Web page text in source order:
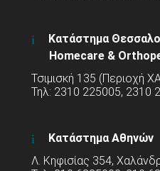
Κατάστημα
Homecare &
Τσιμισκή 135 (Περιοχή
Τηλ: 2310 225005, 2310
Κατάστημα Αθηνών
Λ. Κηφισίας 354,